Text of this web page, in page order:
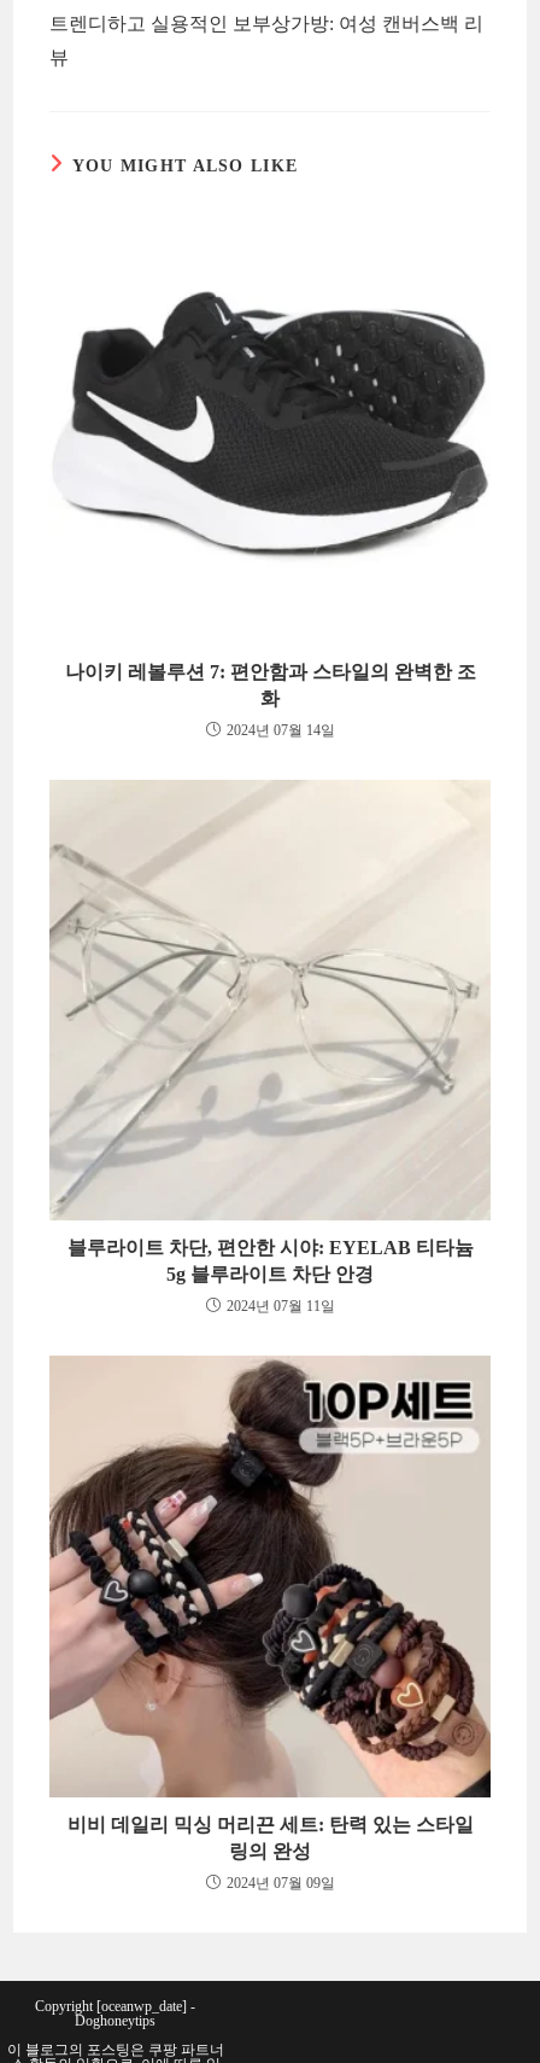
articles
트렌디하고 실용적인 보부상가방: 여성 캔버스백 리
뷰
YOU MIGHT ALSO LIKE
나이키 레볼루션 7: 편안함과 스타일의 완벽한 조
화
2024년 07월 14일
블루라이트 차단, 편안한 시야: EYELAB 티타늄
5g 블루라이트 차단 안경
2024년 07월 11일
비비 데일리 믹싱 머리끈 세트: 탄력 있는 스타일
링의 완성
2024년 07월 09일
Copyright [oceanwp_date] -
Doghoneytips
이 블로그의 포스팅은 쿠팡 파트너